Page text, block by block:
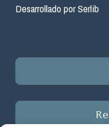
Desarrollado por Serlib